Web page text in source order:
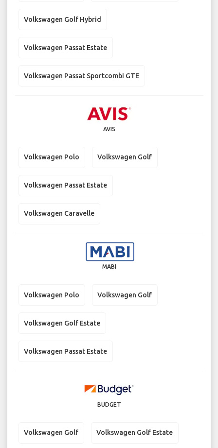
Volkswagen Golf Hybrid
Volkswagen Passat Estate
Volkswagen Passat Sportcombi GTE
AVIS
Volkswagen Polo Volkswagen Golf
Volkswagen Passat Estate
Volkswagen Caravelle
MABI
Volkswagen Polo Volkswagen Golf
Volkswagen Golf Estate
Volkswagen Passat Estate
BUDGET
Volkswagen Golf Volkswagen Golf Estate